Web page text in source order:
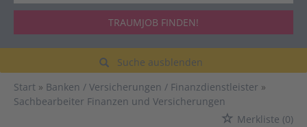
TRAUMJOB FINDEN!
Suche ausblenden
Start
Banken / Versicherungen / Finanzdienstleister
Sachbearbeiter Finanzen und Versicherungen
Merkliste (0)